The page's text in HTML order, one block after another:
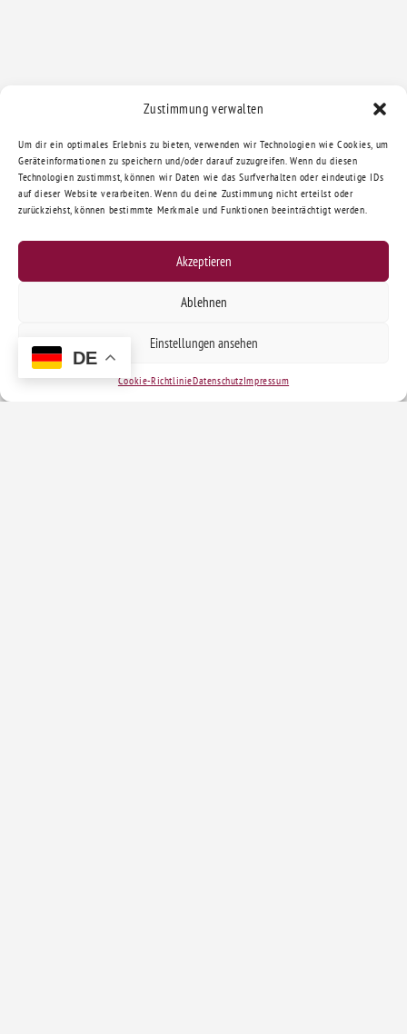
Zustimmung verwalten
Um dir ein optimales Erlebnis zu bieten, verwenden wir Technologien wie Cookies, um
Geräteinformationen zu speichern und/oder darauf zuzugreifen. Wenn du diesen
Technologien zustimmst, können wir Daten wie das Surfverhalten oder eindeutige IDs
auf dieser Website verarbeiten. Wenn du deine Zustimmung nicht erteilst oder
zurückziehst, können bestimmte Merkmale und Funktionen beeinträchtigt werden.
Akzeptieren
Ablehnen
Einstellungen ansehen
Cookie-RichtlinieDatenschutzImpressum
DE